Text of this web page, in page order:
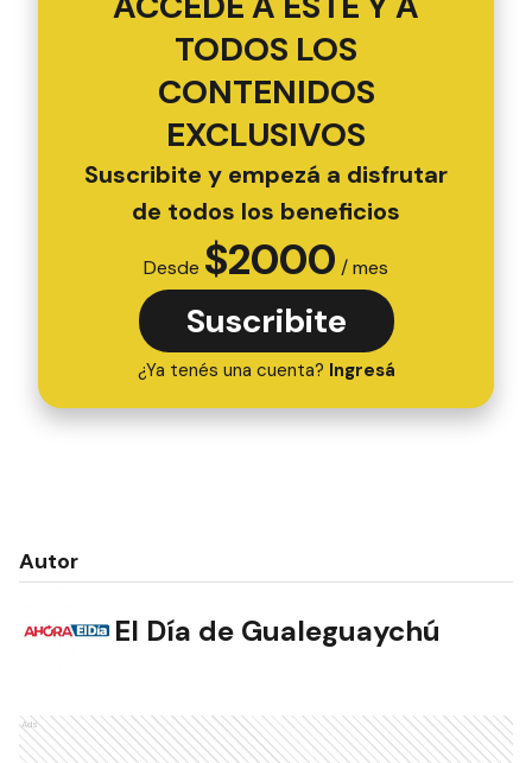
TODOS LOS
CONTENIDOS
EXCLUSIVOS
Suscribite y empezá a disfrutar
de todos los beneficios
Desde $2000 / mes
Suscribite
¿Ya tenés una cuenta? Ingresá
Autor
El Día de Gualeguaychú
Ads